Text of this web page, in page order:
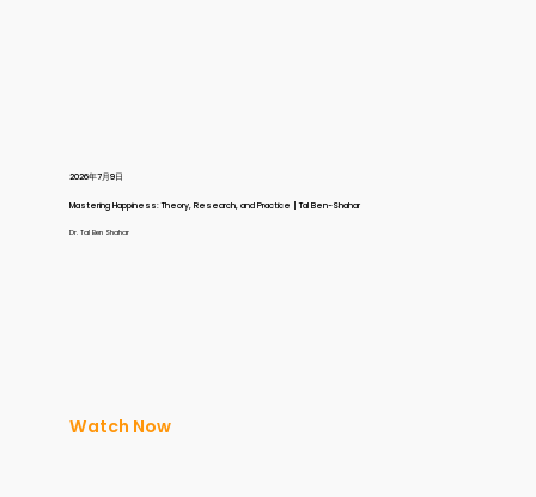
2026年7月9日
Mastering Happiness: Theory, Research, and Practice | Tal Ben-Shahar
Dr. Tal Ben Shahar
Watch Now